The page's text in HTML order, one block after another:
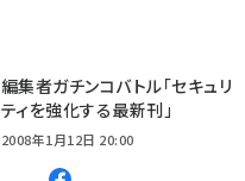
編集者ガチンコバトル「セキュリ
ティを強化する最新刊」
2008年1月12日 20:00